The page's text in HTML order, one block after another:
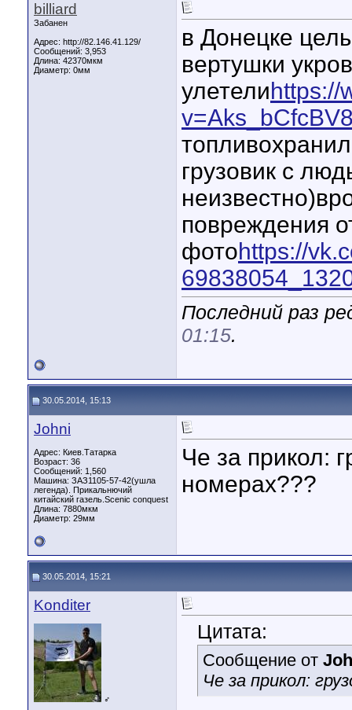
billiard
Забанен
Адрес: http://82.146.41.129/
Сообщений: 3,953
Длина: 42370мкм
Диаметр: 0мм
в Донецке
вертушки
улетелиhttps://
грузовик с
повреждения
фотоhttps://
Последний раз
01:15.
30.05.2014, 15:13
Johni
Адрес: Киев.Татарка
Возраст: 36
Сообщений: 1,560
Машина: ЗАЗ1105-57-42(ушла
легенда). Прикальнючий
китайский газель.Scenic conquest
Длина: 7880мкм
Диаметр: 29мм
Че за прикол:
номерах???
30.05.2014, 15:21
Konditer
♂
Цитата:
Сообщение от
Че за прикол: